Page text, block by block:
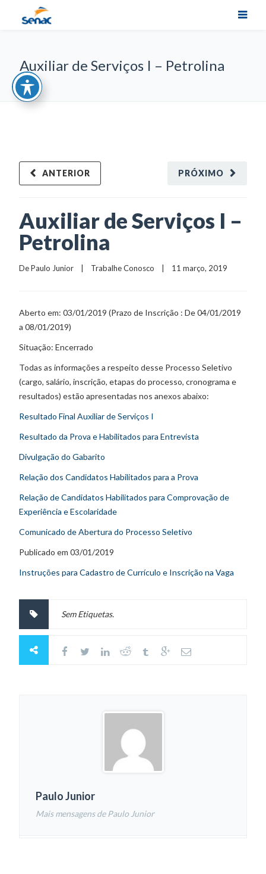
Auxiliar de Serviços I – Petrolina
PRÓXIMO
ANTERIOR
Auxiliar de Serviços I –
Petrolina
De Paulo Junior Trabalhe Conosco
    |    11 março, 2019
Aberto em: 03/01/2019 (Prazo de Inscrição : De 04/01/2019
a 08/01/2019)
Situação: Encerrado
Todas as informações a respeito desse Processo Seletivo
(cargo, salário, inscrição, etapas do processo, cronograma e
resultados) estão apresentadas nos anexos abaixo:
Resultado Final Auxiliar de Serviços I
Resultado da Prova e Habilitados para Entrevista
Divulgação do Gabarito
Relação dos Candidatos Habilitados para a Prova
Relação de Candidatos Habilitados para Comprovação de
Experiência e Escolaridade
Comunicado de Abertura do Processo Seletivo
Publicado em 03/01/2019
Instruções para Cadastro de Currículo e Inscrição na Vaga
Sem Etiquetas.
Paulo Junior
Mais mensagens de Paulo Junior